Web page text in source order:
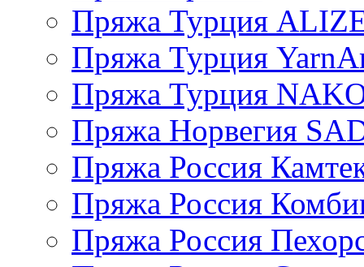
Пряжа Турция
Пряжа Турция
Пряжа Турция
Пряжа Норвегия
Пряжа Россия
Пряжа Россия
Пряжа Россия